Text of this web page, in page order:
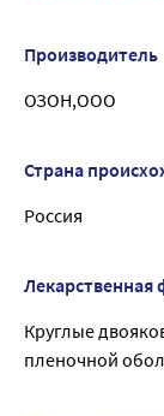
Производитель
ОЗОН,ООО
Страна
Россия
Лекарственная
Круглые
пленочной